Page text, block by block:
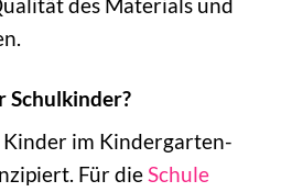
Schulkinder?
im Kindergarten-
Für dieSchule